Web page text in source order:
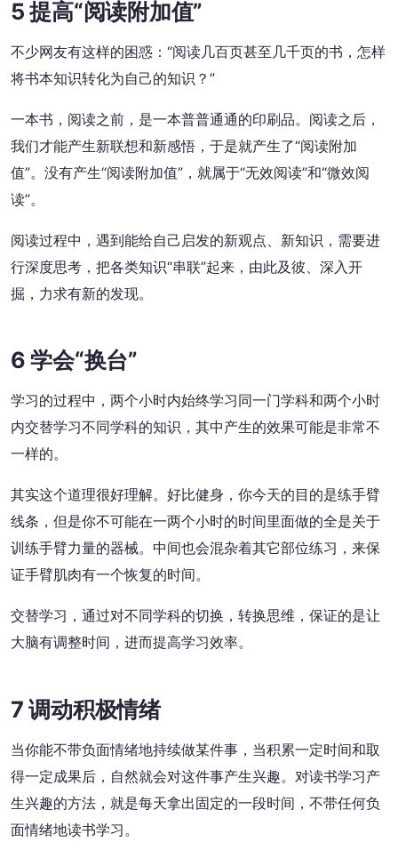
5 提高“阅读附加值”
不少网友有这样的困惑：“阅读几百页甚至几千页的书，怎样
将书本知识转化为自己的知识？”
一本书，阅读之前，是一本普普通通的印刷品。阅读之后，
我们才能产生新联想和新感悟，于是就产生了“阅读附加
值”。没有产生“阅读附加值”，就属于“无效阅读”和“微效阅
读”。
阅读过程中，遇到能给自己启发的新观点、新知识，需要进
行深度思考，把各类知识“串联”起来，由此及彼、深入开
掘，力求有新的发现。
6 学会“换台”
学习的过程中，两个小时内始终学习同一门学科和两个小时
内交替学习不同学科的知识，其中产生的效果可能是非常不
一样的。
其实这个道理很好理解。好比健身，你今天的目的是练手臂
线条，但是你不可能在一两个小时的时间里面做的全是关于
训练手臂力量的器械。中间也会混杂着其它部位练习，来保
证手臂肌肉有一个恢复的时间。
交替学习，通过对不同学科的切换，转换思维，保证的是让
大脑有调整时间，进而提高学习效率。
7 调动积极情绪
当你能不带负面情绪地持续做某件事，当积累一定时间和取
得一定成果后，自然就会对这件事产生兴趣。对读书学习产
生兴趣的方法，就是每天拿出固定的一段时间，不带任何负
面情绪地读书学习。